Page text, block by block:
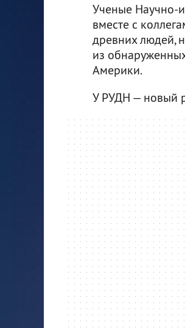
Ученые Научно-
вместе с
древних людей,
из
Америки.
У РУДН — новый